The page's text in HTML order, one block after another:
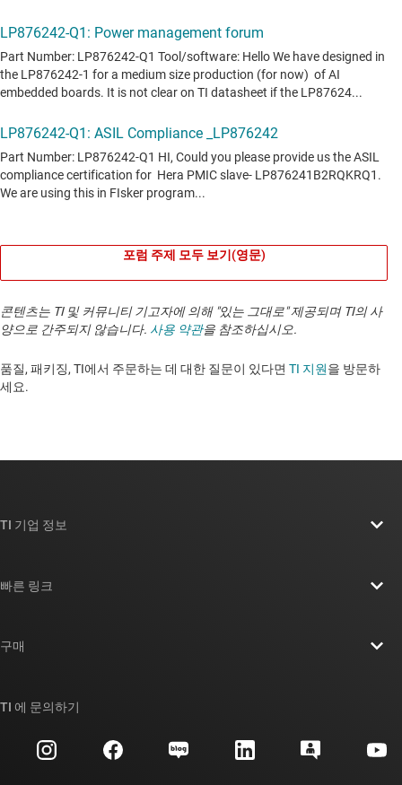
포럼 주제 모두 보기(영문)
콘텐츠는 TI 및 커뮤니티 기고자에 의해 "있는 그대로" 제공되며 TI의 사
양으로 간주되지 않습니다. 사용 약관을 참조하십시오.
품질, 패키징, TI에서 주문하는 데 대한 질문이 있다면 TI 지원을 방문하
세요. ​​​​​​​​​​​​​​
TI 기업 정보
투자 관계
빠른 링크
대체품 검색
고객 지원 센터
구매
TI 에 문의하기